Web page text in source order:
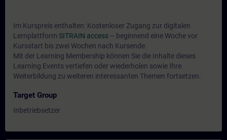
Im Kurspreis enthalten: Kostenloser Zugang zur digitalen
Lernplattform SITRAIN access – beginnend eine Woche vor
Kursstart bis zwei Wochen nach Kursende.
Mit der Learning Membership können Sie die Inhalte dieses
Learning Events vertiefen oder wiederholen sowie Ihre
Weiterbildung zu weiteren interessanten Themen fortsetzen.
Target Group
Inbetriebsetzer